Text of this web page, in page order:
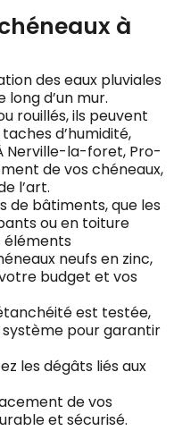
à
des eaux pluviales
d’un mur.
rouillés, ils peuvent
d’humidité,
Nerville-la-foret, Pro-
de vos chéneaux,
l’art.
de bâtiments, que les
ou en toiture
éléments
neufs en zinc,
budget et vos
est testée,
système pour garantir
les dégâts liés aux
de vos
et sécurisé.